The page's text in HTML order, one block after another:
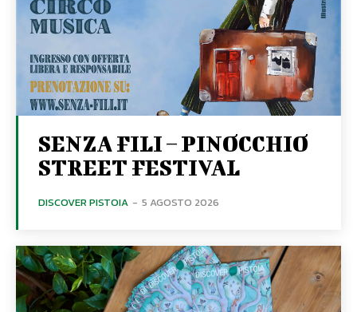
SENZA FILI – PINOCCHIO
STREET FESTIVAL
DISCOVER PISTOIA - 5 AGOSTO 2026